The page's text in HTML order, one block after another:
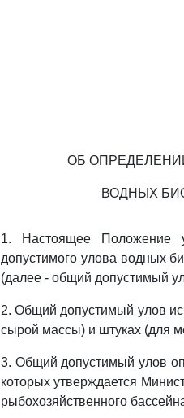
ОБ
ВОДНЫХ
1. Настоящее Положение
допустимого улова водных
(далее - общий допустимый
2. Общий допустимый улов
сырой массы) и штуках (для
3. Общий допустимый улов
которых утверждается
рыбохозяйственного